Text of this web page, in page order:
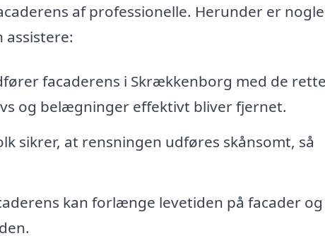
af professionelle. Herunder er nogle
assistere:
facaderens i Skrækkenborg med de rette
og belægninger effektivt bliver fjernet.
sikrer, at rensningen udføres skånsomt, så
kan forlænge levetiden på facader og